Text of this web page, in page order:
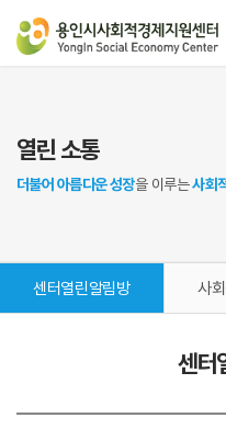
열린 소통
더불어 아름다운 성장을 이루는사회
센터열린알림방 사
센터